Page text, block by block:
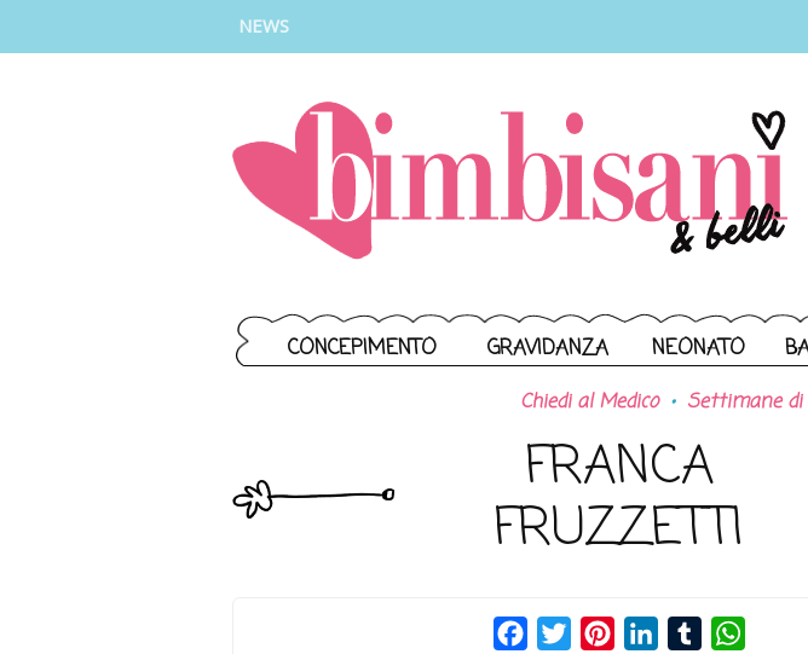
NEWS
CONCEPIMENTO GRAVIDANZA NEONATO
Chiedi al Medico Settimane di
FRANCA
FRUZZETTI
FacebookTwitterPinterestLinkedInTumblr